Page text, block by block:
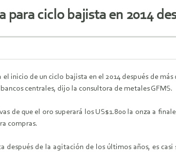
para ciclo bajista en 2014
inicio de un ciclo bajista en el 2014 después de
centrales, dijo la consultora de metales GFMS.
de que el oro superará los US$1.800 la onza a
compras.
después de la agitación de los últimos años, es